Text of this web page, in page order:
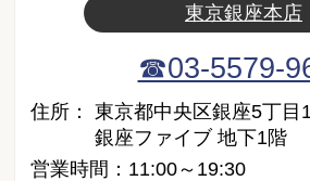
東京銀座本店
☎03-5579-
住所：
東京都中央区銀座5丁目
銀座ファイブ 地下1階
営業時間：11:00～19:30